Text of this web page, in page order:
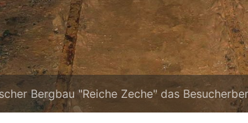
Bergbau "Reiche Zeche" das